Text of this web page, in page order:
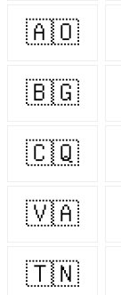
🇦🇴
🇧🇬
🇨🇶
🇻🇦
🇹🇳